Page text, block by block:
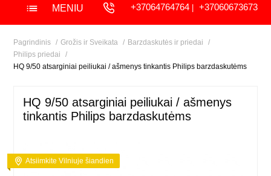
MENIU +37064764764| +37060673673
Pagrindinis Grožis ir Sveikata
Barzdaskutės ir priedai
Philips priedai
HQ 9/50 atsarginiai peiliukai / ašmenys tinkantis Philips barzdaskutėms
HQ 9/50 atsarginiai peiliukai / ašmenys
tinkantis Philips barzdaskutėms
Atsiimkite Vilniuje šiandien